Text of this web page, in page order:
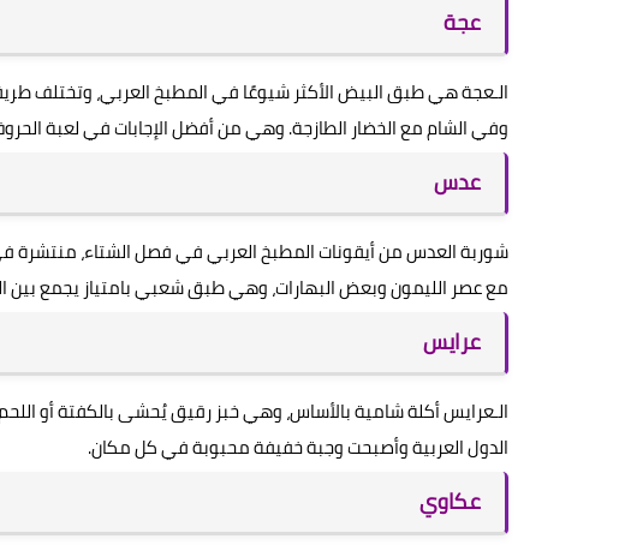
عجة
الـعجة هي طبق البيض الأكثر شيوعًا في المطبخ العربي، وتختلف
وفي الشام مع الخضار الطازجة. وهي من أفضل الإجابات في لعبة
عدس
شوربة العدس من أيقونات المطبخ العربي في فصل الشتاء، منتشرة
مع عصر الليمون وبعض البهارات، وهي طبق شعبي بامتياز يجمع بين
عرايس
الـعرايس أكلة شامية بالأساس، وهي خبز رقيق يُحشى بالكفتة أو
الدول العربية وأصبحت وجبة خفيفة محبوبة في كل مكان.
عكاوي